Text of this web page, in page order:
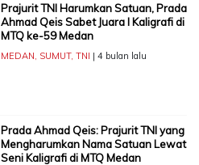
Prajurit TNI Harumkan Satuan, Prada
Ahmad Qeis Sabet Juara I Kaligrafi di
MTQ ke-59 Medan
MEDAN, SUMUT, TNI | 4 bulan lalu
Prada Ahmad Qeis: Prajurit TNI yang
Mengharumkan Nama Satuan Lewat
Seni Kaligrafi di MTQ Medan